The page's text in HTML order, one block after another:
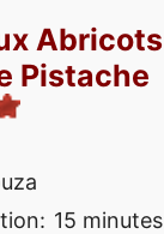
Abricots
Pistache
15 minutes